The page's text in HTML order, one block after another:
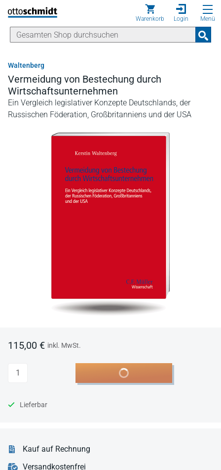
Direkt zum Inhalt
Warenkorb Login Menü
Waltenberg
Vermeidung von Bestechung durch
Wirtschaftsunternehmen
Ein Vergleich legislativer Konzepte Deutschlands, der
Russischen Föderation, Großbritanniens und der USA
115,00 € inkl. MwSt.
Anzahl In den Warenkorb
Lieferbar
Kauf auf Rechnung
Versandkostenfrei